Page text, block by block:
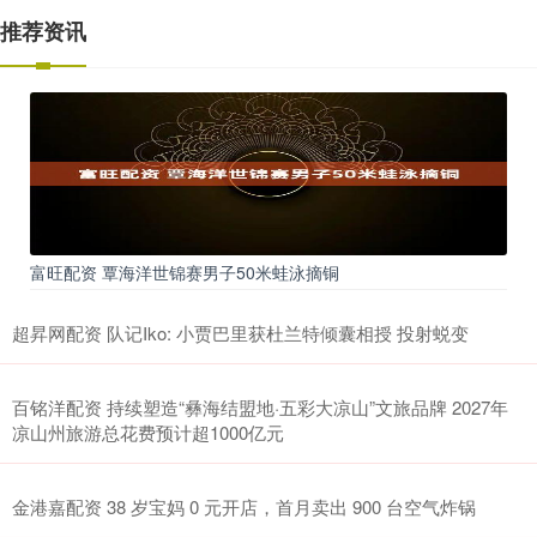
推荐资讯
富旺配资 覃海洋世锦赛男子50米蛙泳摘铜
超昇网配资 队记Iko: 小贾巴里获杜兰特倾囊相授 投射蜕变
百铭洋配资 持续塑造“彝海结盟地·五彩大凉山”文旅品牌 2027年
凉山州旅游总花费预计超1000亿元
金港嘉配资 38 岁宝妈 0 元开店，首月卖出 900 台空气炸锅